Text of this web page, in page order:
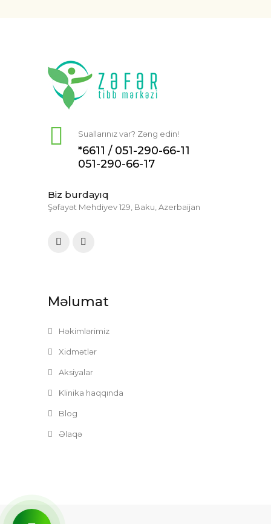
Suallarınız var? Zəng edin!
*6611 / 051-290-66-11
051-290-66-17
Biz burdayıq
Şəfayət Mehdiyev 129, Baku, Azerbaijan
Məlumat
Həkimlərimiz
Xidmətlər
Aksiyalar
Klinika haqqında
Blog
Əlaqə